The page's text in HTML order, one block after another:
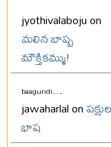
jyothivalaboju on
మలిన బాష్ప
మౌక్తికమ్ము!
baagundi...
jawaharlal onపక్షుల
భాష